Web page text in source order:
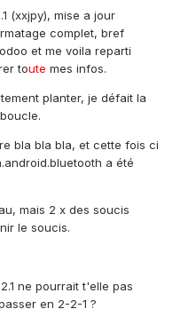
(xxjpy), mise a jour
complet, bref
et me voila reparti
toute mes infos.
planter, je défait la
bla bla bla, et cette fois ci
a été
mais 2 x des soucis
le soucis.
ne pourrait t'elle pas
en 2-2-1 ?